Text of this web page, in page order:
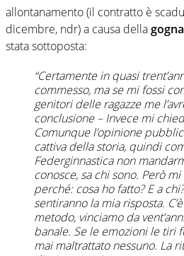
allontanamento (il contratto è
dicembre, ndr) a causa della
stata sottoposta:
“Certamente in quasi
commesso, ma se mi fossi
genitori delle ragazze me
conclusione – Invece mi
Comunque l’opinione
cattiva della storia, quindi
Federginnastica non
conosce, sa chi sono. Però
perché: cosa ho fatto? E a
sentiranno la mia risposta.
metodo, vinciamo da
banale. Se le emozioni le tiri
mai maltrattato nessuno. La